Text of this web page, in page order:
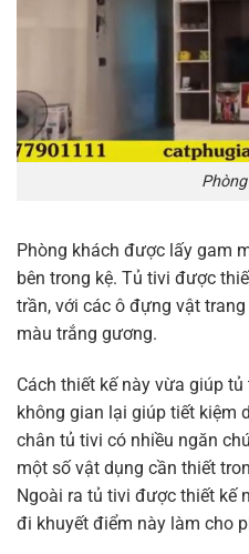
Phòng khách được lấy gam
bên trong kệ. Tủ tivi được
trần, với các ô đựng vật
màu trắng gương.
Cách thiết kế này vừa giúp
không gian lại giúp tiết kiệm
chân tủ tivi có nhiều ngăn
một số vật dụng cần thiết
Ngoài ra tủ tivi được thiết kế
đi khuyết điểm này làm cho